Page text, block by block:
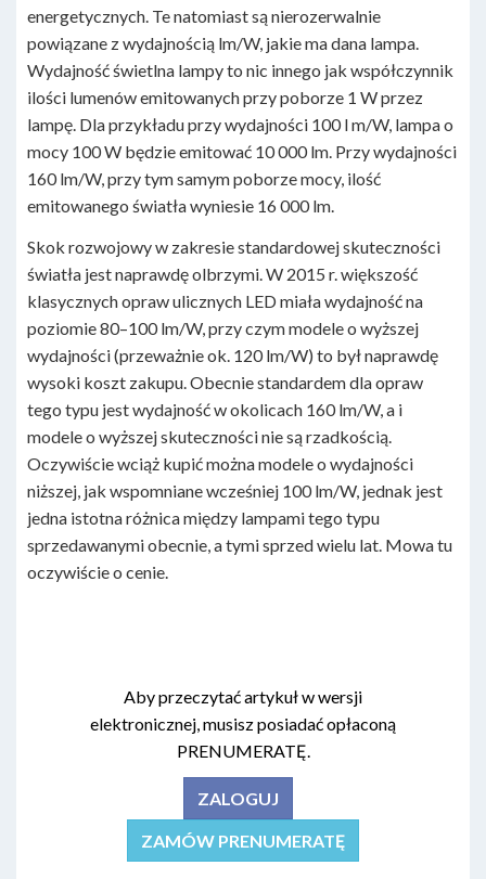
energetycznych. Te natomiast są nierozerwalnie
powiązane z wydajnością lm/W, jakie ma dana lampa.
Wydajność świetlna lampy to nic innego jak współczynnik
ilości lumenów emitowanych przy poborze 1 W przez
lampę. Dla przykładu przy wydajności 100 l m/W, lampa o
mocy 100 W będzie emitować 10 000 lm. Przy wydajności
160 lm/W, przy tym samym poborze mocy, ilość
emitowanego światła wyniesie 16 000 lm.
Skok rozwojowy w zakresie standardowej skuteczności
światła jest naprawdę olbrzymi. W 2015 r. większość
klasycznych opraw ulicznych LED miała wydajność na
poziomie 80–100 lm/W, przy czym modele o wyższej
wydajności (przeważnie ok. 120 lm/W) to był naprawdę
wysoki koszt zakupu. Obecnie standardem dla opraw
tego typu jest wydajność w okolicach 160 lm/W, a i
modele o wyższej skuteczności nie są rzadkością.
Oczywiście wciąż kupić można modele o wydajności
niższej, jak wspomniane wcześniej 100 lm/W, jednak jest
jedna istotna różnica między lampami tego typu
sprzedawanymi obecnie, a tymi sprzed wielu lat. Mowa tu
oczywiście o cenie.
Aby przeczytać artykuł w wersji
elektronicznej, musisz posiadać opłaconą
PRENUMERATĘ.
ZALOGUJ
ZAMÓW PRENUMERATĘ